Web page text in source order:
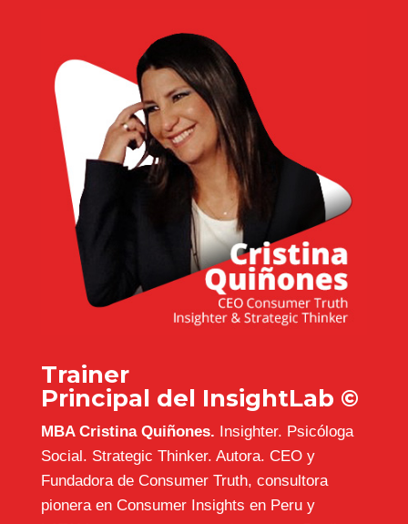
Trainer
Principal del InsightLab ©
MBA Cristina Quiñones. Insighter. Psicóloga
Social. Strategic Thinker. Autora. CEO y
Fundadora de Consumer Truth, consultora
pionera en Consumer Insights en Peru y